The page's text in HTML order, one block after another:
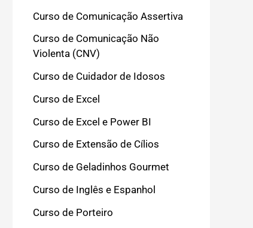
Curso de Comunicação Assertiva
Curso de Comunicação Não
Violenta (CNV)
Curso de Cuidador de Idosos
Curso de Excel
Curso de Excel e Power BI
Curso de Extensão de Cílios
Curso de Geladinhos Gourmet
Curso de Inglês e Espanhol
Curso de Porteiro